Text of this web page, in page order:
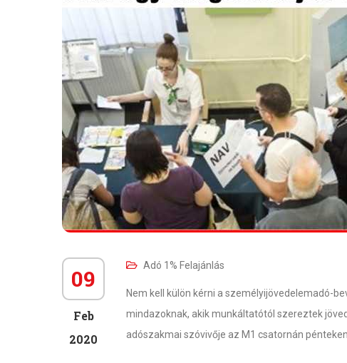
09
Feb
2020
Adó 1% Felajánlás
Nem kell külön kérni a személyijövedelemadó-
mindazoknak, akik munkáltatótól szereztek
adószakmai szóvivője az M1 csatornán pénteken.